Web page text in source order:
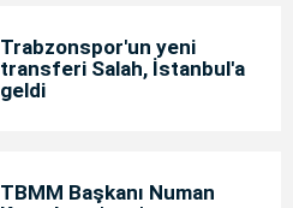
Trabzonspor'un yeni
transferi Salah, İstanbul'a
geldi
TBMM Başkanı Numan